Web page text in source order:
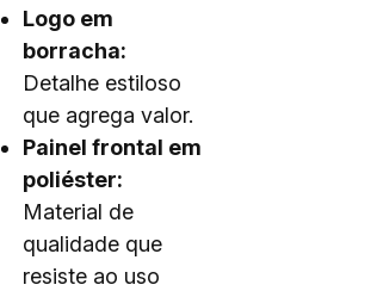
Logo em
borracha:
Detalhe estiloso
que agrega valor.
Painel frontal em
poliéster:
Material de
qualidade que
resiste ao uso